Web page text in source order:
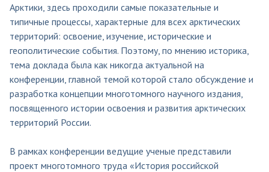
Арктики, здесь проходили самые показательные и
типичные процессы, характерные для всех арктических
территорий: освоение, изучение, исторические и
геополитические события. Поэтому, по мнению историка,
тема доклада была как никогда актуальной на
конференции, главной темой которой стало обсуждение и
разработка концепции многотомного научного издания,
посвященного истории освоения и развития арктических
территорий России.
В рамках конференции ведущие ученые представили
проект многотомного труда «История российской